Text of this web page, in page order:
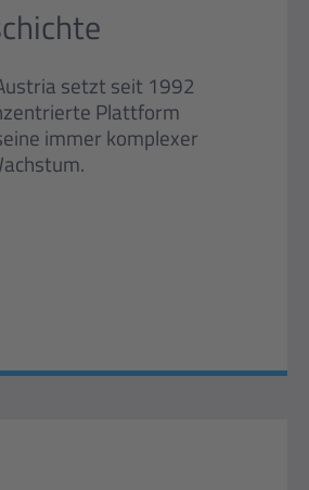
setzt seit 1992
Plattform
immer komplexer